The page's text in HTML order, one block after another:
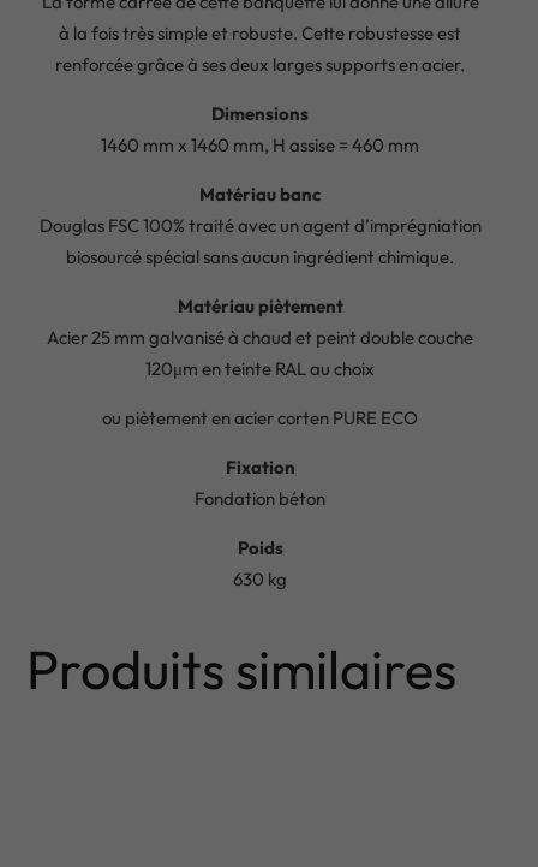
à la fois très simple et robuste. Cette robustesse est
renforcée grâce à ses deux larges supports en acier.
Dimensions
1460 mm x 1460 mm, H assise = 460 mm
Matériau banc
Douglas FSC 100% traité avec un agent d’imprégniation
biosourcé spécial sans aucun ingrédient chimique.
Matériau piètement
Acier 25 mm galvanisé à chaud et peint double couche
120μm en teinte RAL au choix
ou piètement en acier corten PURE ECO
Fixation
Fondation béton
Poids
630 kg
Produits similaires